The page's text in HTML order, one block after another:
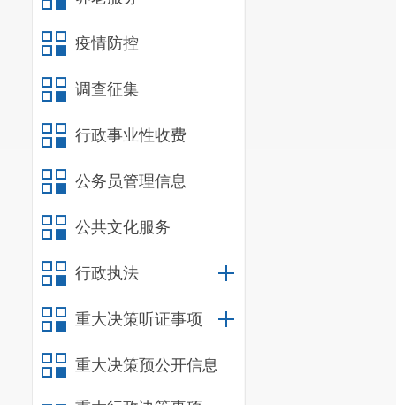
疫情防控
调查征集
行政事业性收费
公务员管理信息
公共文化服务
行政执法
重大决策听证事项
重大决策预公开信息